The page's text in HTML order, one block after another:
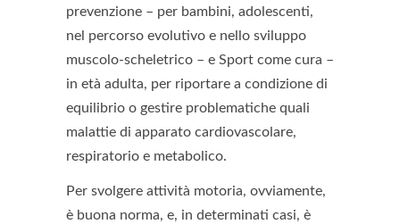
prevenzione – per bambini, adolescenti,
nel percorso evolutivo e nello sviluppo
muscolo-scheletrico – e Sport come cura –
in età adulta, per riportare a condizione di
equilibrio o gestire problematiche quali
malattie di apparato cardiovascolare,
respiratorio e metabolico.
Per svolgere attività motoria, ovviamente,
è buona norma, e, in determinati casi, è